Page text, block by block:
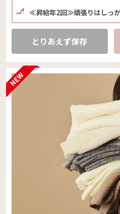
≪昇給年2回≫頑張りはしっか
とりあえず保存